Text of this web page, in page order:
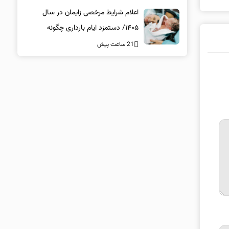
اعلام شرایط مرخصی زایمان در سال
۱۴۰۵/ دستمزد ایام بارداری چگونه
پرداخت می‌شود؟
21 ساعت پیش